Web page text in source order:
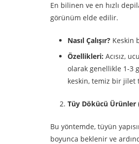
En bilinen ve en hızlı
görünüm elde edilir.
Nasıl Çalışır? Keskin
Özellikleri: Acısız,
olarak genellikle 1-3
keskin, temiz bir
Tüy Dökücü Ürünler
Bu yöntemde, tüyün
boyunca beklenir ve